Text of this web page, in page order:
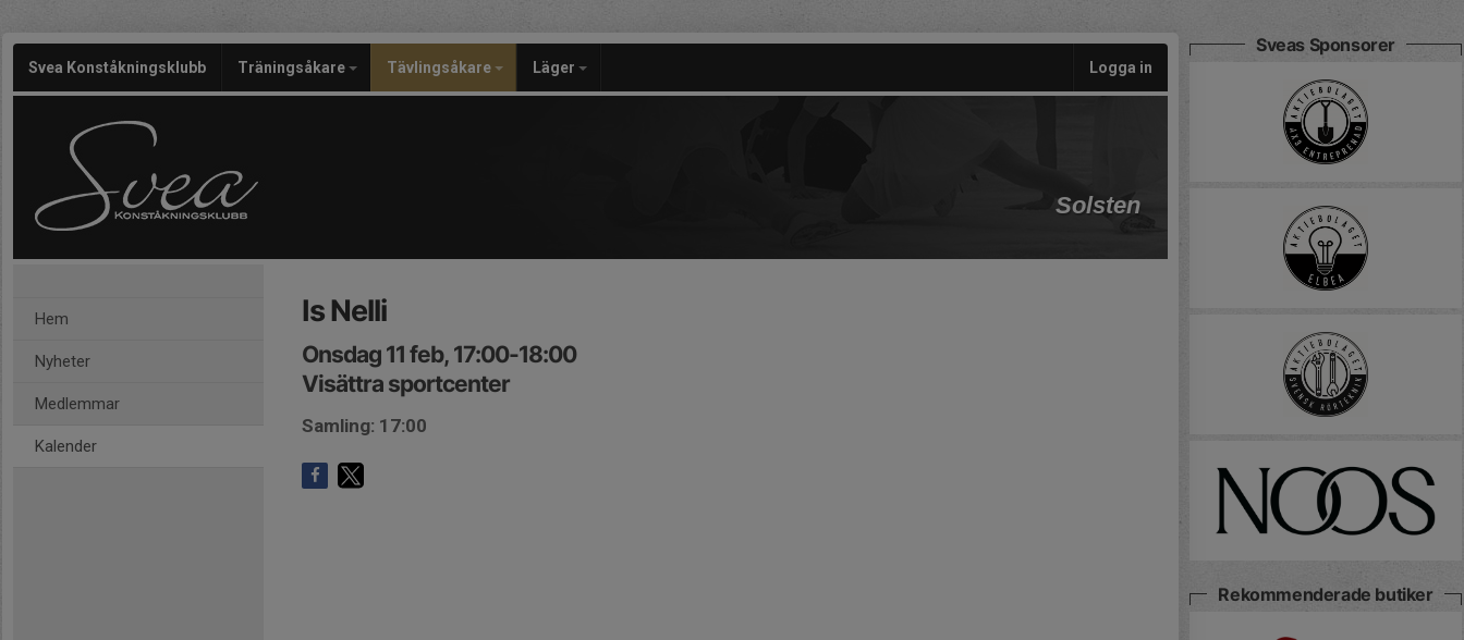
Svea Konståkningsklubb Träningsåkare Tävlingsåkare Läger Logga in
Solsten
Hem
Nyheter
Medlemmar
Kalender
Is Nelli
Onsdag 11 feb, 17:00-18:00
Visättra sportcenter
Samling: 17:00
Sveas Sponsorer
Rekommenderade butiker